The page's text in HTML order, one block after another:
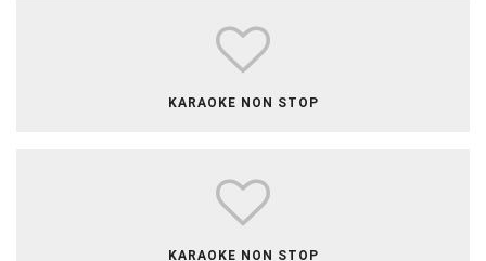
​​​​​​​​​KARAOKE NON STOP
​​KARAOKE NON STOP